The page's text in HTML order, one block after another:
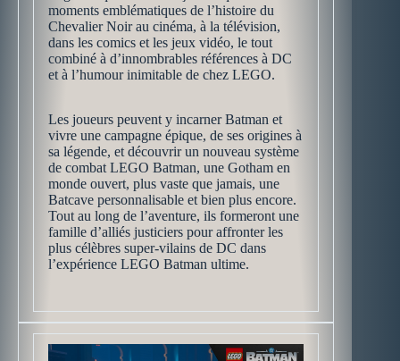
moments emblématiques de l’histoire du
Chevalier Noir au cinéma, à la télévision,
dans les comics et les jeux vidéo, le tout
combiné à d’innombrables références à DC
et à l’humour inimitable de chez LEGO. ​
Les joueurs peuvent y incarner Batman et
vivre une campagne épique, de ses origines à
sa légende, et découvrir un nouveau système
de combat LEGO Batman, une Gotham en
monde ouvert, plus vaste que jamais, une
Batcave personnalisable et bien plus encore.
Tout au long de l’aventure, ils formeront une
famille d’alliés justiciers pour affronter les
plus célèbres super-vilains de DC dans
l’expérience LEGO Batman ultime.